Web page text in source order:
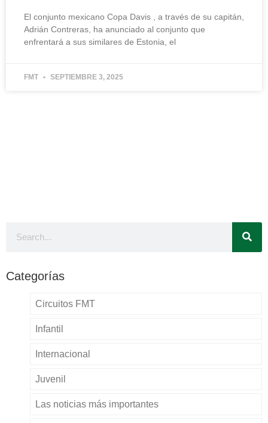
El conjunto mexicano Copa Davis , a través de su capitán,
Adrián Contreras, ha anunciado al conjunto que
enfrentará a sus similares de Estonia, el
FMT SEPTIEMBRE 3, 2025
Categorías
Circuitos FMT
Infantil
Internacional
Juvenil
Las noticias más importantes